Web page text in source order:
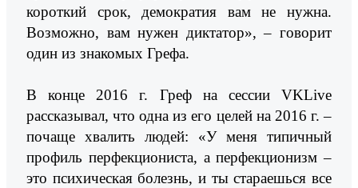
короткий срок, демократия вам не нужна.
Возможно, вам нужен диктатор», – говорит
один из знакомых Грефа.
В конце 2016 г. Греф на сессии VKLive
рассказывал, что одна из его целей на 2016 г. –
почаще хвалить людей: «У меня типичный
профиль перфекциониста, а перфекционизм –
это психическая болезнь, и ты стараешься все